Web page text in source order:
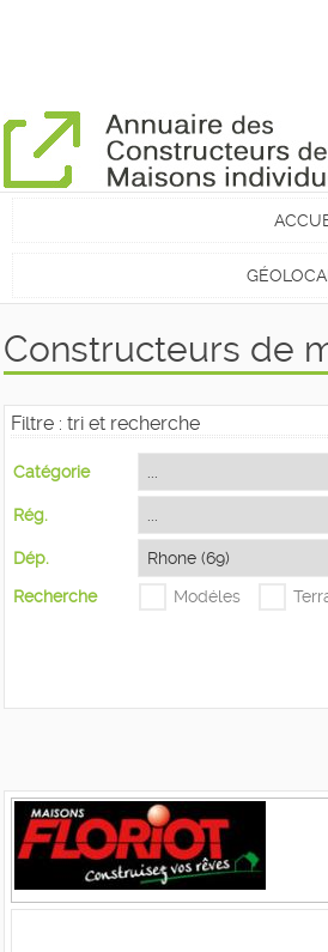
Constructeurs de
Filtre : tri et recherche
Catégorie
Rég.
Dép.
Recherche
Modéles